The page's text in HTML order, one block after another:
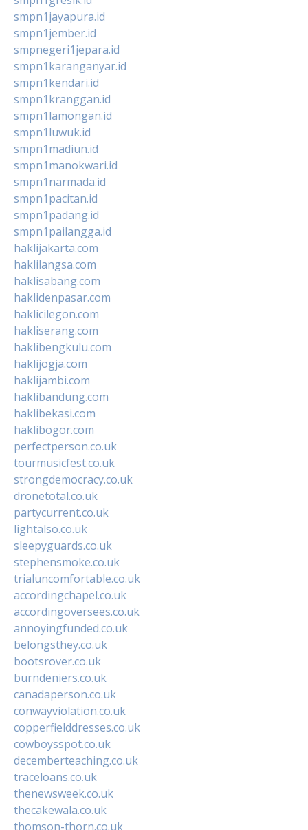
smpn1jayapura.id
smpn1jember.id
smpnegeri1jepara.id
smpn1karanganyar.id
smpn1kendari.id
smpn1kranggan.id
smpn1lamongan.id
smpn1luwuk.id
smpn1madiun.id
smpn1manokwari.id
smpn1narmada.id
smpn1pacitan.id
smpn1padang.id
smpn1pailangga.id
haklijakarta.com
haklilangsa.com
haklisabang.com
haklidenpasar.com
haklicilegon.com
hakliserang.com
haklibengkulu.com
haklijogja.com
haklijambi.com
haklibandung.com
haklibekasi.com
haklibogor.com
perfectperson.co.uk
tourmusicfest.co.uk
strongdemocracy.co.uk
dronetotal.co.uk
partycurrent.co.uk
lightalso.co.uk
sleepyguards.co.uk
stephensmoke.co.uk
trialuncomfortable.co.uk
accordingchapel.co.uk
accordingoversees.co.uk
annoyingfunded.co.uk
belongsthey.co.uk
bootsrover.co.uk
burndeniers.co.uk
canadaperson.co.uk
conwayviolation.co.uk
copperfielddresses.co.uk
cowboysspot.co.uk
decemberteaching.co.uk
traceloans.co.uk
thenewsweek.co.uk
thecakewala.co.uk
thomson-thorn.co.uk